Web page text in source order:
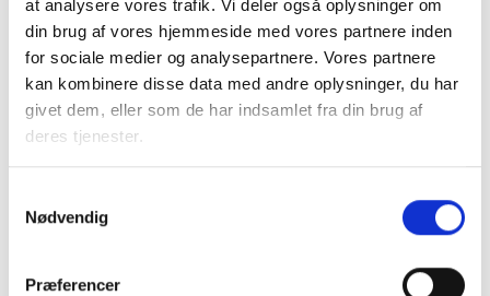
at analysere vores trafik. Vi deler også oplysninger om
din brug af vores hjemmeside med vores partnere inden
for sociale medier og analysepartnere. Vores partnere
kan kombinere disse data med andre oplysninger, du har
givet dem, eller som de har indsamlet fra din brug af
deres tjenester.
Nødvendig
Præferencer
Relateret indhold Viden
VIDENSBLAD
Samarbejde med kommunen
AlmenKompas